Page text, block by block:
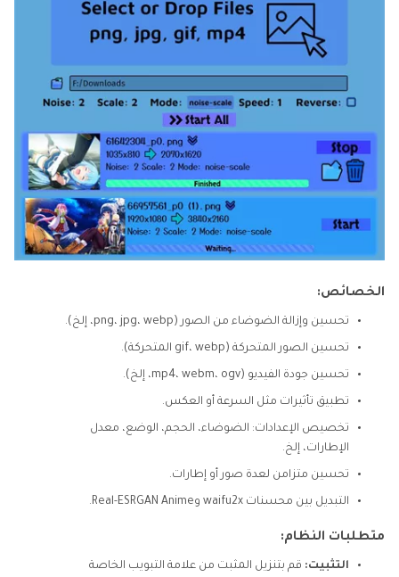
الخصائص:
تحسين وإزالة الضوضاء من الصور (png، jpg، webp، إلخ).
تحسين الصور المتحركة (gif، webp المتحركة).
تحسين جودة الفيديو (mp4، webm، ogv، إلخ).
تطبيق تأثيرات مثل السرعة أو العكس.
تخصيص الإعدادات: الضوضاء، الحجم، الوضع، معدل
الإطارات، إلخ.
تحسين متزامن لعدة صور أو إطارات.
التبديل بين محسنات waifu2x وReal-ESRGAN Anime.
متطلبات النظام:
التثبيت: قم بتنزيل المثبت من علامة التبويب الخاصة